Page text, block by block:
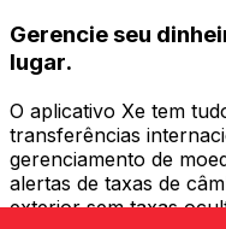
Gerencie seu
lugar.
O aplicativo Xe tem
transferências
gerenciamento de
alertas de taxas de
exterior sem taxas